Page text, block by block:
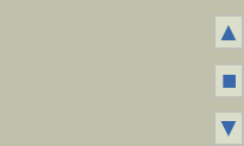
▲
■
▼